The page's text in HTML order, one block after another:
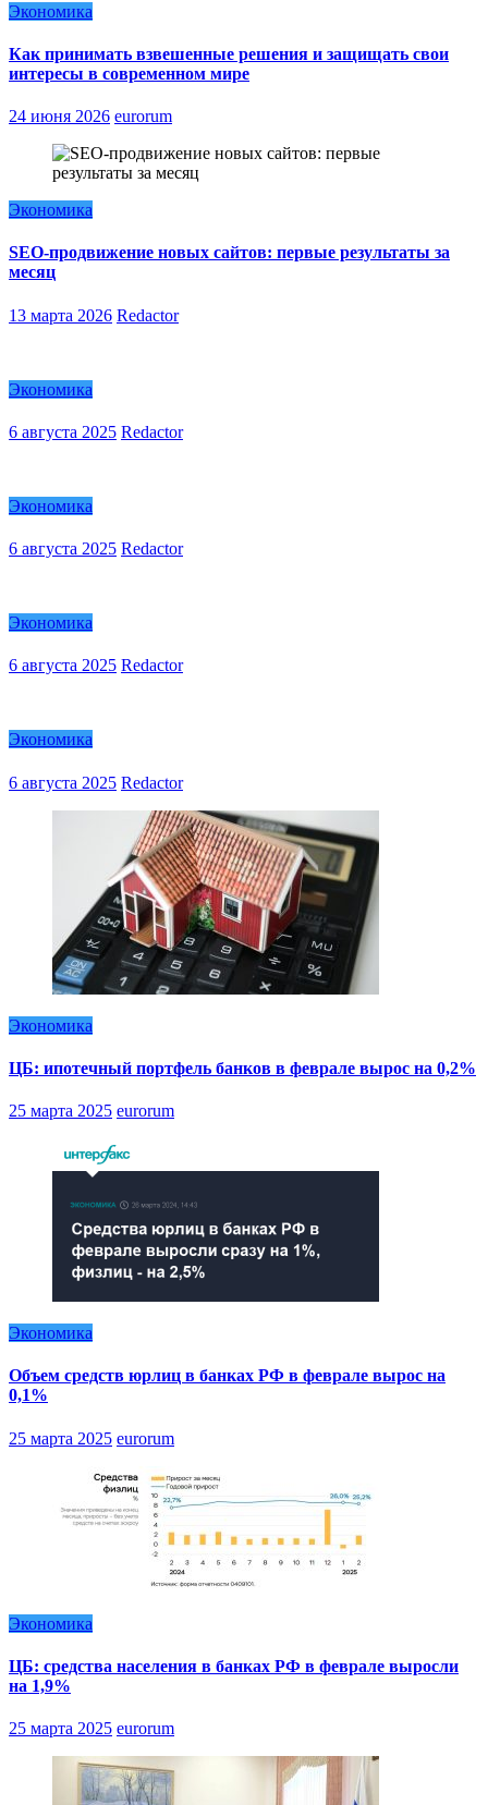
Экономика
Как принимать взвешенные решения и защищать свои
интересы в современном мире
24 июня 2026 eurorum
Экономика
SEO-продвижение новых сайтов: первые результаты за
месяц
13 марта 2026 Redactor
Экономика
6 августа 2025 Redactor
Экономика
6 августа 2025 Redactor
Экономика
6 августа 2025 Redactor
Экономика
6 августа 2025 Redactor
Экономика
ЦБ: ипотечный портфель банков в феврале вырос на 0,2%
25 марта 2025 eurorum
Экономика
Объем средств юрлиц в банках РФ в феврале вырос на
0,1%
25 марта 2025 eurorum
Экономика
ЦБ: средства населения в банках РФ в феврале выросли
на 1,9%
25 марта 2025 eurorum